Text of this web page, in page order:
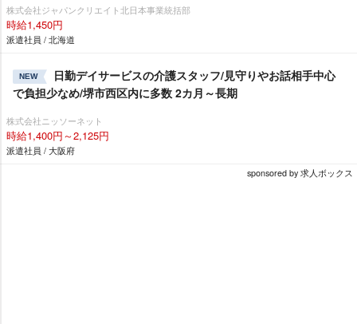
株式会社ジャパンクリエイト北日本事業統括部
時給1,450円
派遣社員 / 北海道
NEW
日勤デイサービスの介護スタッフ/見守りやお話相手中心
で負担少なめ/堺市西区内に多数 2カ月～長期
株式会社ニッソーネット
時給1,400円～2,125円
派遣社員 / 大阪府
sponsored by 求人ボックス